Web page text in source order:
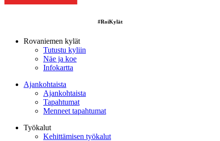
#RoiKylät
Rovaniemen kylät
Tutustu kyliin
Näe ja koe
Infokartta
Ajankohtaista
Ajankohtaista
Tapahtumat
Menneet tapahtumat
Työkalut
Kehittämisen työkalut